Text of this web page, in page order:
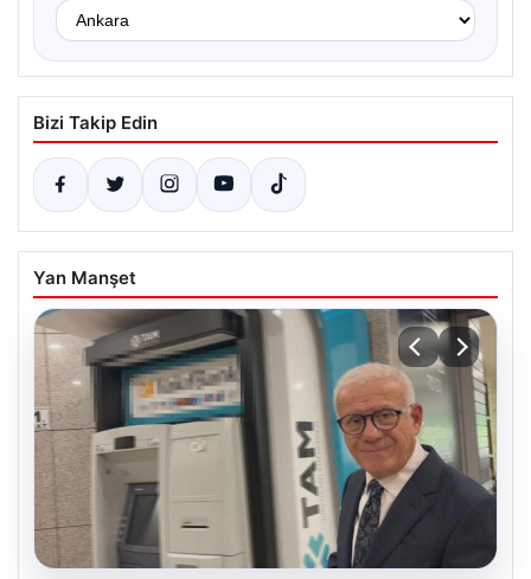
Bizi Takip Edin
Yan Manşet